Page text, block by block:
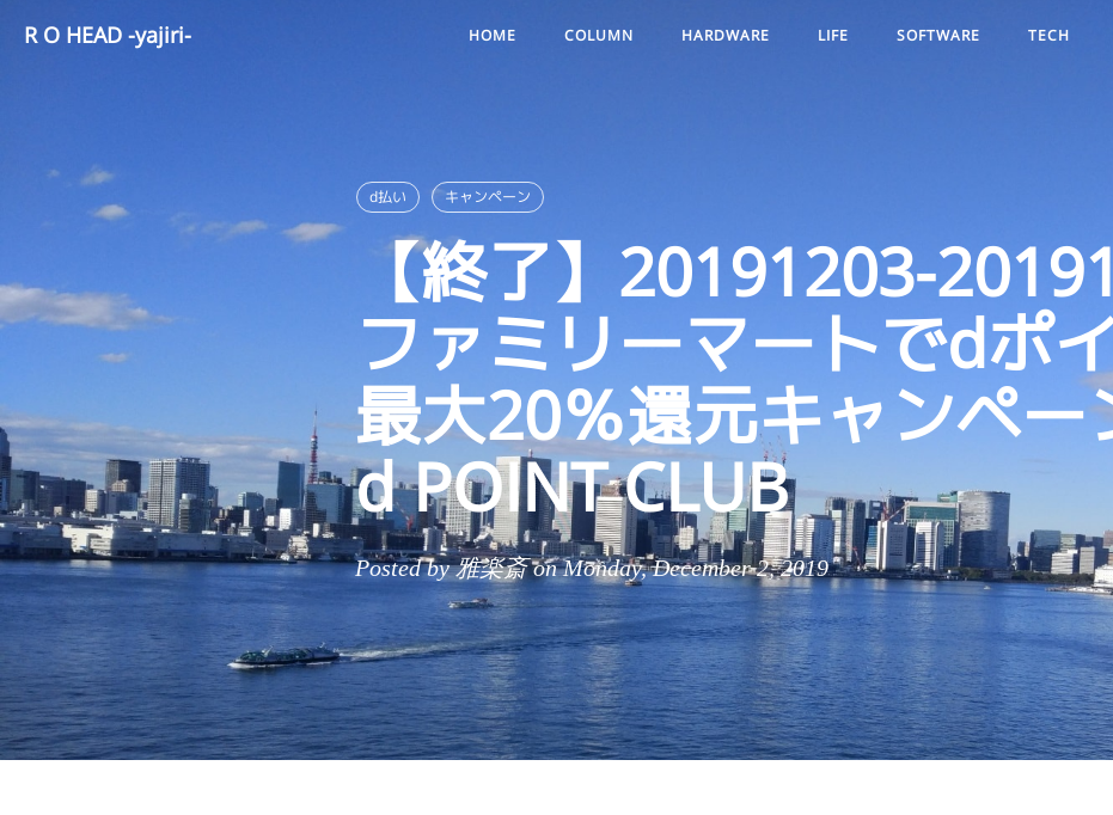
R O HEAD -yajiri- HOME COLUMN HARDWARE LIFE SOFTWARE TECH
d払い キャンペーン
【終了】20191203-
ファミリーマートでdポ
最大20％還元キャンペ
d POINT CLUB
Posted by 雅楽斎 on Monday, December 2, 2019